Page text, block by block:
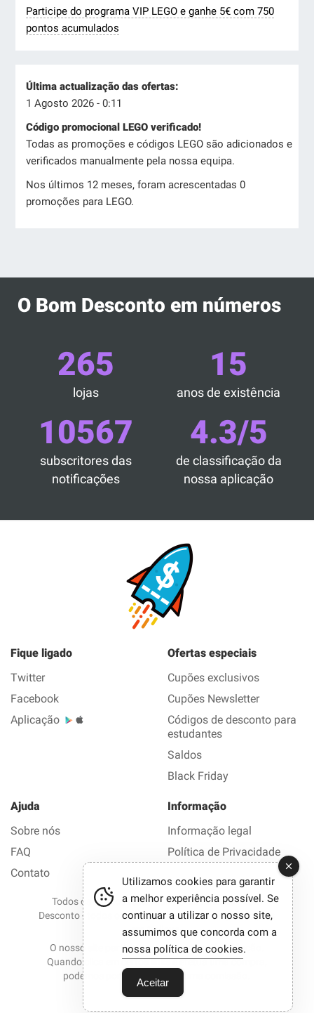
Participe do programa VIP LEGO e ganhe 5€ com 750
pontos acumulados
Última actualização das ofertas:
1 Agosto 2026 - 0:11
Código promocional LEGO verificado!
Todas as promoções e códigos LEGO são adicionados e
verificados manualmente pela nossa equipa.
Nos últimos 12 meses, foram acrescentadas 0
promoções para LEGO.
O Bom Desconto em números
265
lojas
15
anos de existência
10567
subscritores das
notificações
4.3/5
de classificação da
nossa aplicação
Fique ligado
Twitter
Facebook
Aplicação
Ofertas especiais
Cupões exclusivos
Cupões Newsletter
Códigos de desconto para
estudantes
Saldos
Black Friday
Ajuda
Sobre nós
FAQ
Contato
Informação
Informação legal
Política de Privacidade
Todos os direitos reservados © 2012-2026 Bom
Desconto - todos os códigos de desconto e promoções
em 1 clique.
O nosso site participa em programas de afiliação.
Quando clica em certos links e efetua uma compra,
podemos por vezes receber uma comissão.
Utilizamos cookies para garantir
a melhor experiência possível. Se
continuar a utilizar o nosso site,
assumimos que concorda com a
nossa política de cookies.
Aceitar